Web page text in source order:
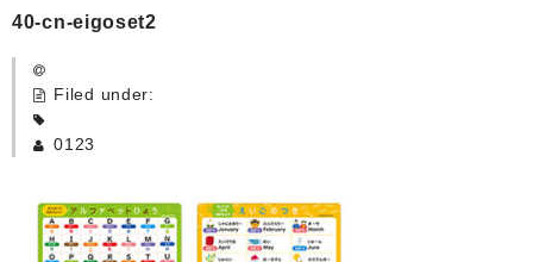
HOME
卒園記念品
カード付フォトフレームクロック(集合)
40-cn-eigoset2
Filed under:
0123